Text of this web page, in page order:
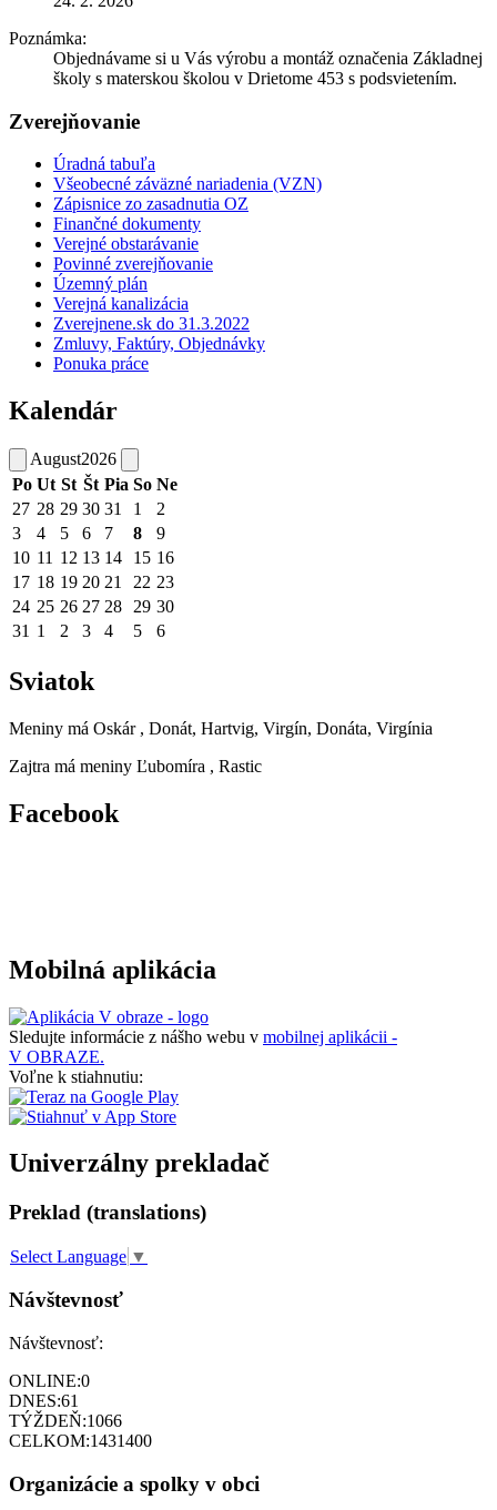
Poznámka:
Objednávame si u Vás výrobu a montáž označenia Základnej
školy s materskou školou v Drietome 453 s podsvietením.
Zverejňovanie
Úradná tabuľa
Všeobecné záväzné nariadenia (VZN)
Zápisnice zo zasadnutia OZ
Finančné dokumenty
Verejné obstarávanie
Povinné zverejňovanie
Územný plán
Verejná kanalizácia
Zverejnene.sk do 31.3.2022
Zmluvy, Faktúry, Objednávky
Ponuka práce
Kalendár
August2026
Po Ut St Št Pia So Ne
27 28 29 30 31 1
2
3
4 5 6 7 8
9
10 11 12 13 14 15 16
17 18 19 20 21 22 23
24 25 26 27 28 29 30
31 1 2 3 4 5 6
Sviatok
Meniny má Oskár , Donát, Hartvig, Virgín, Donáta, Virgínia
Zajtra má meniny Ľubomíra , Rastic
Facebook
Mobilná aplikácia
Sledujte informácie z nášho webu v mobilnej aplikácii -
V OBRAZE.
Voľne k stiahnutiu:
Univerzálny prekladač
Preklad (translations)
Select Language ▼
Návštevnosť
Návštevnosť:
ONLINE:0
DNES:61
TÝŽDEŇ:1066
CELKOM:1431400
Organizácie a spolky v obci